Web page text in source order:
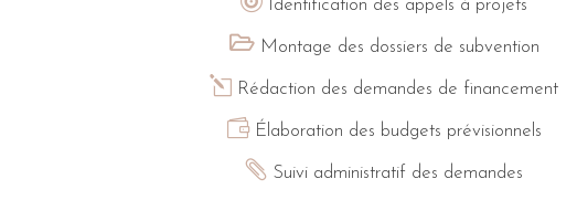
Identification des appels à projets
 Montage des dossiers de subvention
l Rédaction des demandes de financement
 Élaboration des budgets prévisionnels
 Suivi administratif des demandes